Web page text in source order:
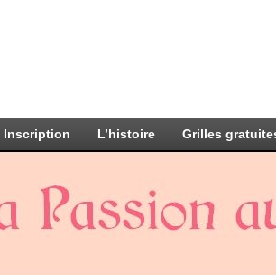
Inscription L’histoire Grilles